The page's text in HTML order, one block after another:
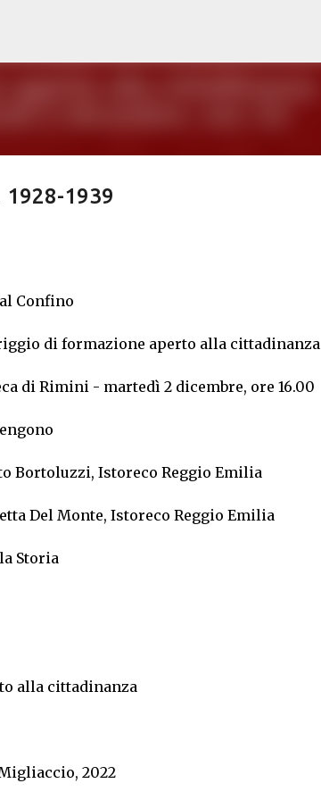
1928-1939
Confino
di formazione aperto alla cittadinanza
di Rimini - martedì 2 dicembre, ore 16.00
Bortoluzzi, Istoreco Reggio Emilia
Del Monte, Istoreco Reggio Emilia
Storia
alla cittadinanza
2022